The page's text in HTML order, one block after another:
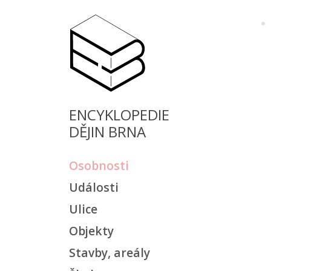
ENCYKLOPEDIE
DĚJIN BRNA
Osobnosti
Události
Ulice
Objekty
Stavby, areály